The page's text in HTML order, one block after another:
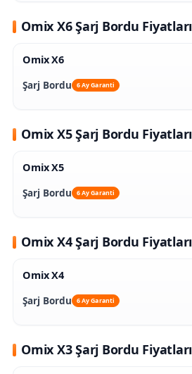
Omix X6 Şarj Bordu Fiyatları
Omix X6
Şarj Bordu 6 Ay Garanti
Omix X5 Şarj Bordu Fiyatları
Omix X5
Şarj Bordu 6 Ay Garanti
Omix X4 Şarj Bordu Fiyatları
Omix X4
Şarj Bordu 6 Ay Garanti
Omix X3 Şarj Bordu Fiyatları